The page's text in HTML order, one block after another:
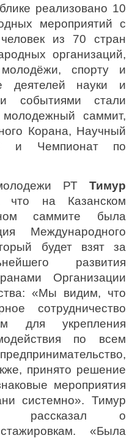
реализовано 10
мероприятий с
из 70 стран
организаций,
спорту и
деятелей науки и
событиями стали
молодежный саммит,
Корана, Научный
и Чемпионат по
РТ Тимур
что на Казанском
саммите была
Международного
будет взят за
развития
Организации
«Мы видим, что
сотрудничество
для укрепления
по всем
принято решение
мероприятия
системно». Тимур
рассказал о
«Была